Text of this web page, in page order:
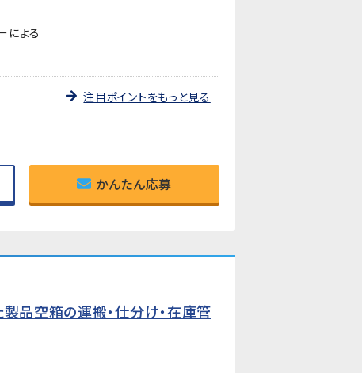
による
注目ポイントをもっと見る
かんたん応募
品空箱の運搬・仕分け・在庫管